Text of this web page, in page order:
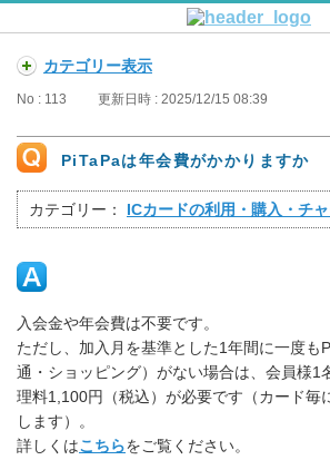
カテゴリー表示
No : 113 更新日時 : 2025/12/15 08:39
PiTaPaは年会費がかかりますか
カテゴリー： ICカードの利用・購入・チ
入会金や年会費は不要です。
ただし、加入月を基準とした1年間に一度も
通・ショッピング）がない場合は、会員様1
理料1,100円（税込）が必要です（カード毎
します）。
詳しくはこちらをご覧ください。